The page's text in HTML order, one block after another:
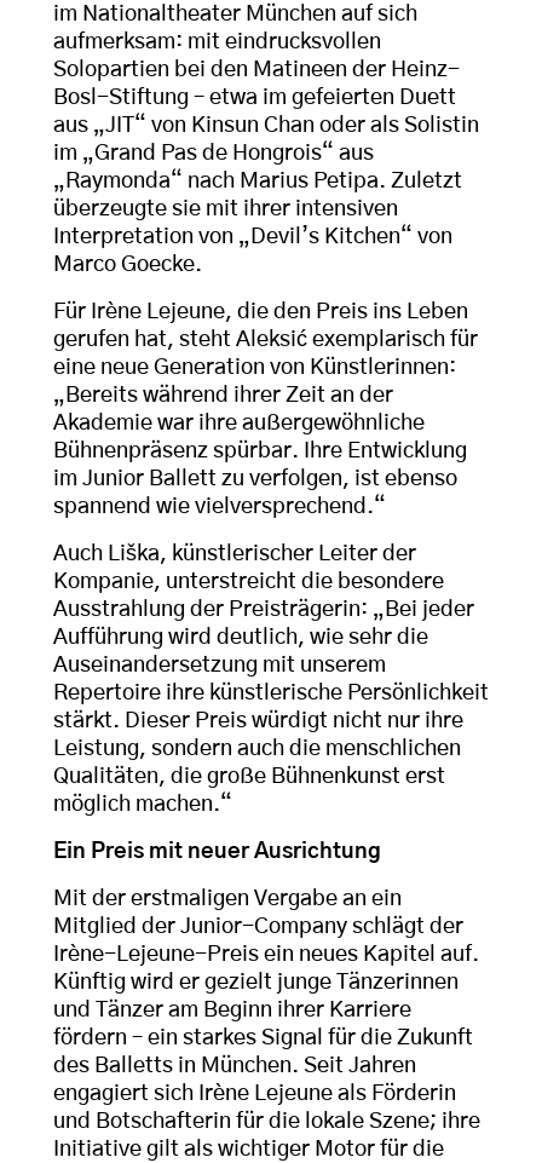
im Nationaltheater München auf sich
aufmerksam: mit eindrucksvollen
Solopartien bei den Matineen der Heinz-
Bosl-Stiftung – etwa im gefeierten Duett
aus „JIT“ von Kinsun Chan oder als Solistin
im „Grand Pas de Hongrois“ aus
„Raymonda“ nach Marius Petipa. Zuletzt
überzeugte sie mit ihrer intensiven
Interpretation von „Devil’s Kitchen“ von
Marco Goecke.
Für Irène Lejeune, die den Preis ins Leben
gerufen hat, steht Aleksić exemplarisch für
eine neue Generation von Künstlerinnen:
„Bereits während ihrer Zeit an der
Akademie war ihre außergewöhnliche
Bühnenpräsenz spürbar. Ihre Entwicklung
im Junior Ballett zu verfolgen, ist ebenso
spannend wie vielversprechend.“
Auch Liška, künstlerischer Leiter der
Kompanie, unterstreicht die besondere
Ausstrahlung der Preisträgerin: „Bei jeder
Aufführung wird deutlich, wie sehr die
Auseinandersetzung mit unserem
Repertoire ihre künstlerische Persönlichkeit
stärkt. Dieser Preis würdigt nicht nur ihre
Leistung, sondern auch die menschlichen
Qualitäten, die große Bühnenkunst erst
möglich machen.“
Ein Preis mit neuer Ausrichtung
Mit der erstmaligen Vergabe an ein
Mitglied der Junior-Company schlägt der
Irène-Lejeune-Preis ein neues Kapitel auf.
Künftig wird er gezielt junge Tänzerinnen
und Tänzer am Beginn ihrer Karriere
fördern – ein starkes Signal für die Zukunft
des Balletts in München. Seit Jahren
engagiert sich Irène Lejeune als Förderin
und Botschafterin für die lokale Szene; ihre
Initiative gilt als wichtiger Motor für die